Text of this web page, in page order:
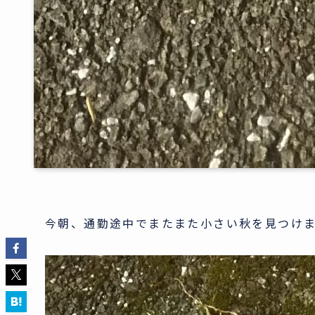
今朝、通勤途中でまたまた小さい秋を見つけ